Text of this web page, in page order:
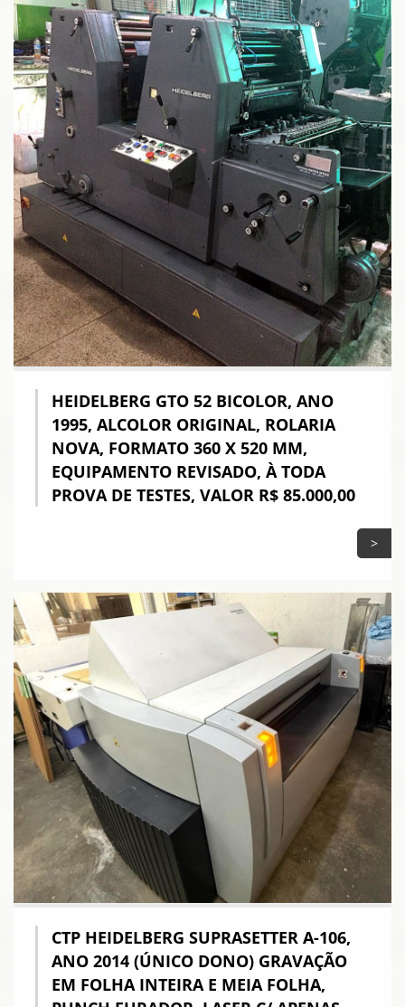
HEIDELBERG GTO 52 BICOLOR, ANO
1995, ALCOLOR ORIGINAL, ROLARIA
NOVA, FORMATO 360 X 520 MM,
EQUIPAMENTO REVISADO, À TODA
PROVA DE TESTES, VALOR R$ 85.000,00
>
CTP HEIDELBERG SUPRASETTER A-106,
ANO 2014 (ÚNICO DONO) GRAVAÇÃO
EM FOLHA INTEIRA E MEIA FOLHA,